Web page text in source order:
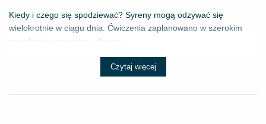
Kiedy i czego się spodziewać? Syreny mogą odzywać się
wielokrotnie w ciągu dnia. Ćwiczenia zaplanowano w szerokim
przedziale czasowym, aby spr...
Czytaj więcej